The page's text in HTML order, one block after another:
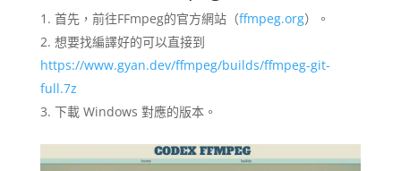
首先，前往FFmpeg的官方網站（ffmpeg.org）。
想要找編譯好的可以直接到
https://www.gyan.dev/ffmpeg/builds/ffmpeg-git-
full.7z
下載 Windows 對應的版本。